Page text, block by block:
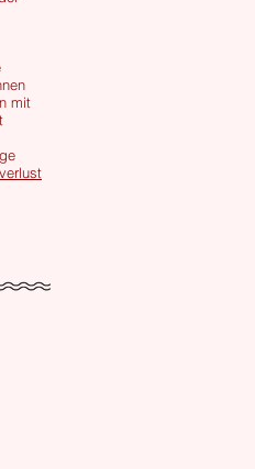
mit